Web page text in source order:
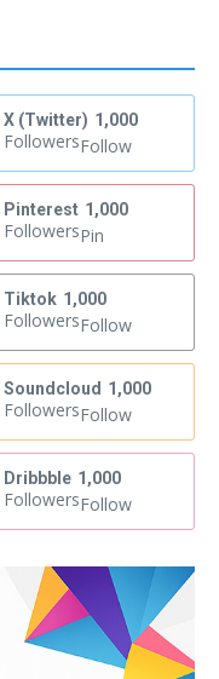
X (Twitter) 1,000
FollowersFollow
Pinterest 1,000
FollowersPin
Tiktok 1,000
FollowersFollow
Soundcloud 1,000
FollowersFollow
Dribbble 1,000
FollowersFollow